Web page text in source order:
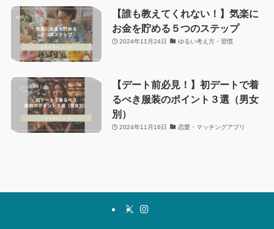
【誰も教えてくれない！】気楽に
お金を貯める５つのステップ
2024年11月24日 ゆるい考え方・習慣
【デート前必見！】初デートで着
るべき服装のポイント３選（男女
別）
2024年11月16日 恋愛・マッチングアプリ